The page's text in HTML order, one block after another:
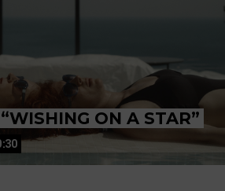
ON A STAR”